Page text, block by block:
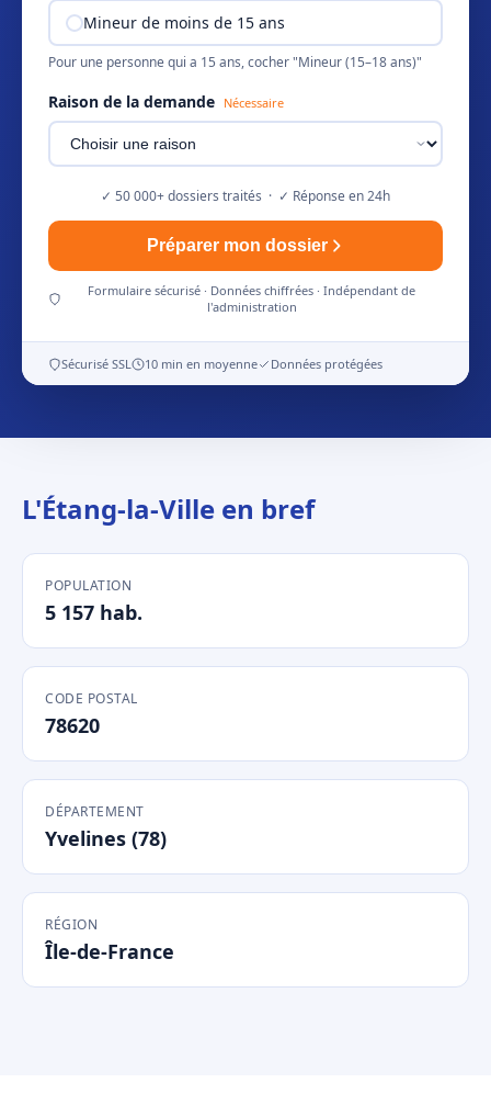
Mineur de moins de 15 ans
Pour une personne qui a 15 ans, cocher "Mineur (15–18 ans)"
Raison de la demande Nécessaire
✓ 50 000+ dossiers traités · ✓ Réponse en 24h
Préparer mon dossier
Formulaire sécurisé · Données chiffrées · Indépendant de
l'administration
Sécurisé SSL 10 min en moyenne Données protégées
L'Étang-la-Ville en bref
POPULATION
5 157 hab.
CODE POSTAL
78620
DÉPARTEMENT
Yvelines (78)
RÉGION
Île-de-France